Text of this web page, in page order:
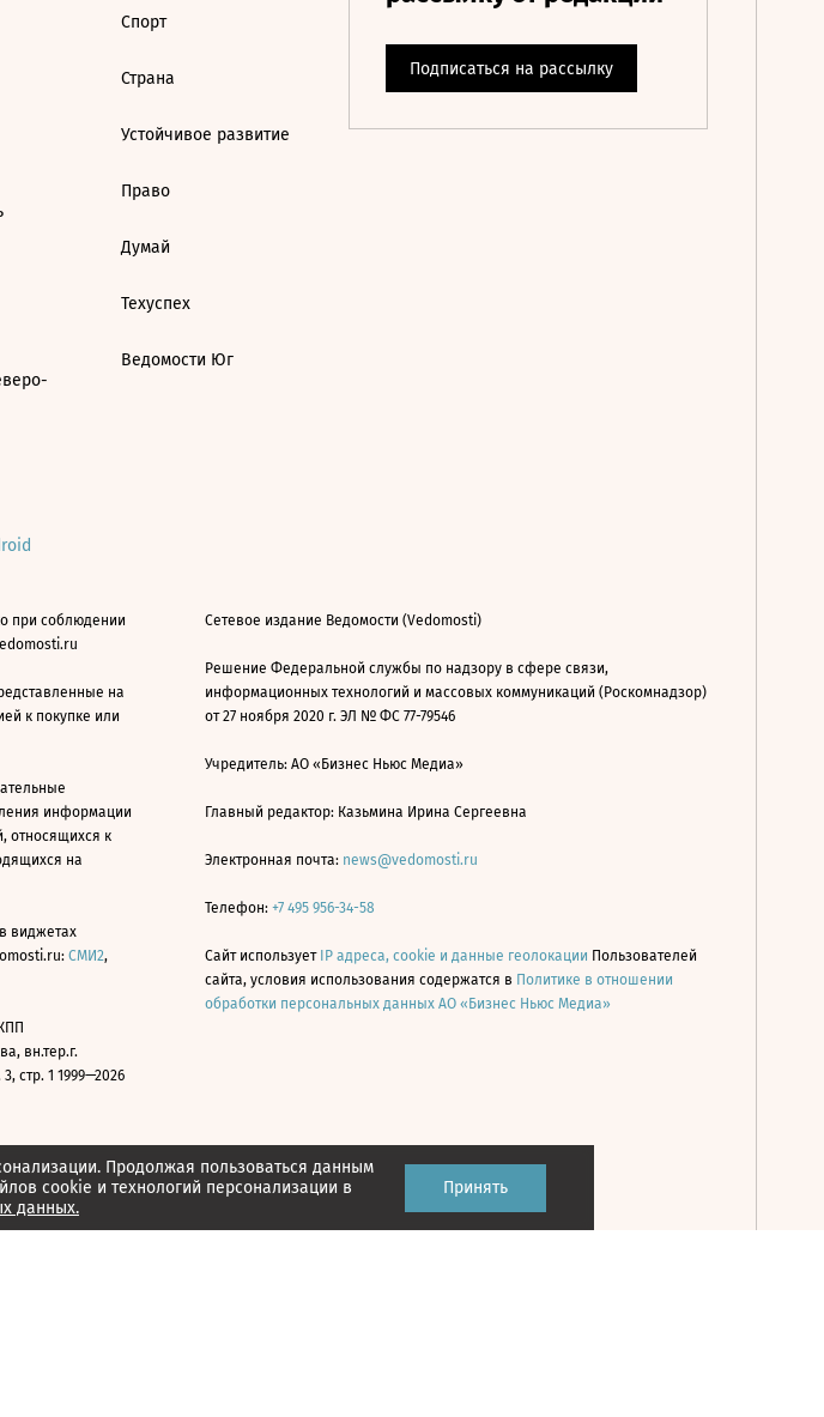
Продолжая пользоваться данным
cookie и технологий персонализации в
данных.
Принять
Спорт
Страна
Устойчивое развитие
Право
Думай
Техуспех
Ведомости Юг
при соблюдении
на
к покупке или
информации
относящихся к
на
виджетах
СМИ2,
вн.тер.г.
стр. 1 1999—2026
Сетевое издание Ведомости (Vedomosti)
Решение Федеральной службы по надзору в сфере связи,
информационных технологий и массовых коммуникаций (Роскомнадзор)
от 27 ноября 2020 г. ЭЛ № ФС 77-79546
Учредитель: АО «Бизнес Ньюс Медиа»
Главный редактор: Казьмина Ирина Сергеевна
Электронная почта: news@vedomosti.ru
Телефон: +7 495 956-34-58
Сайт использует IP адреса, cookie и данные геолокации Пользователей
сайта, условия использования содержатся в Политике в отношении
обработки персональных данных АО «Бизнес Ньюс Медиа»